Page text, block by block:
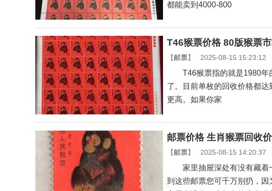
都能卖到4000-800
T46猴票价格 80版猴票
【邮票】 2025-08-15 15:23:12
T46猴票指的就是1980年
了。目前单枚的回收价格都
更高。如果你家
邮票价格 生肖猴票回收
【邮票】 2025-08-15 14:20:37
家里抽屉深处有没有藏着
到这些邮票您可千万别扔，